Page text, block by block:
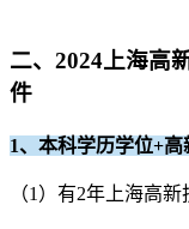
二、2024上海高
件
1、本科学历学位+
（1）有2年上海高